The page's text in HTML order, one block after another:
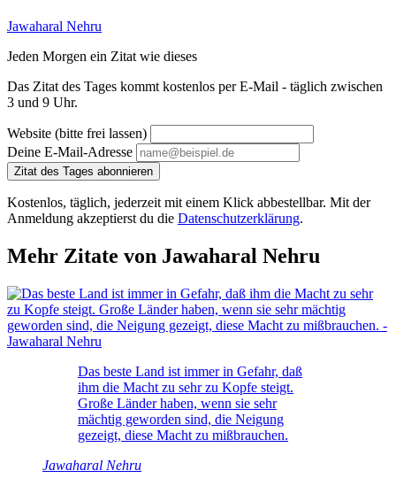
Jawaharal Nehru
Jeden Morgen ein Zitat wie dieses
Das Zitat des Tages kommt kostenlos per E-Mail - täglich zwischen
3 und 9 Uhr.
Website (bitte frei lassen)
Deine E-Mail-Adresse
Zitat des Tages abonnieren
Kostenlos, täglich, jederzeit mit einem Klick abbestellbar. Mit der
Anmeldung akzeptierst du die Datenschutzerklärung.
Mehr Zitate von Jawaharal Nehru
Das beste Land ist immer in Gefahr, daß
ihm die Macht zu sehr zu Kopfe steigt.
Große Länder haben, wenn sie sehr
mächtig geworden sind, die Neigung
gezeigt, diese Macht zu mißbrauchen.
Jawaharal Nehru